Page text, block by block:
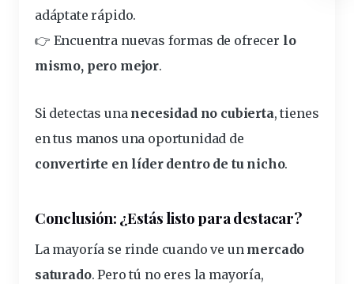
adáptate rápido.
👉 Encuentra nuevas formas de ofrecer lo
mismo, pero mejor.
Si detectas una necesidad no cubierta, tienes
en tus manos una oportunidad de
convertirte en líder dentro de tu nicho.
Conclusión: ¿Estás listo para destacar?
La mayoría se rinde cuando ve un mercado
saturado. Pero tú no eres la mayoría,